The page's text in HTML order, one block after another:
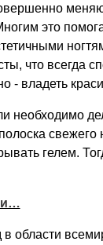
это
что всегда
- владеть
необходимо
гелем.
в области